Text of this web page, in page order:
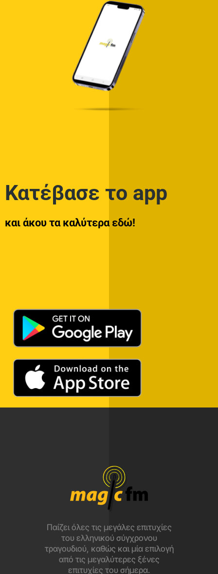
Κατέβασε το app
και άκου τα καλύτερα εδώ!
Παίζει όλες τις μεγάλες επιτυχίες
του ελληνικού σύγχρονου
τραγουδιού, καθώς και μία επιλογή
από τις μεγαλύτερες ξένες
επιτυχίες του σήμερα.